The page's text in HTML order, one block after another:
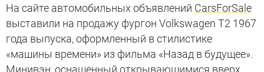
На сайте автомобильных объявлений CarsForSale
выставили на продажу фургон Volkswagen T2 1967
года выпуска, оформленный в стилистике
«машины времени» из фильма «Назад в будущее».
Минивэн, оснащенный открывающимися вверх